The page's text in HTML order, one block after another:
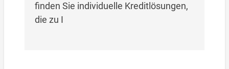
finden Sie individuelle Kreditlösungen,
die zu I